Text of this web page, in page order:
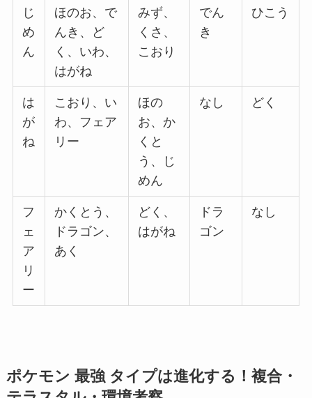
じ
め
ん
ほのお、で
んき、ど
く、いわ、
はがね
みず、
くさ、
こおり
でん
き
ひこう
は
が
ね
こおり、い
わ、フェア
リー
ほの
お、か
くと
う、じ
めん
なし どく
フ
ェ
ア
リ
ー
かくとう、
ドラゴン、
あく
どく、
はがね
ドラ
ゴン
なし
ポケモン 最強 タイプは進化する！複合・